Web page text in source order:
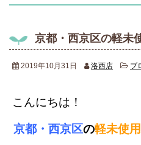
京都・西京区の軽未
2019年10月31日 洛西店 ブ
こんにちは！
京都・西京区の軽未使